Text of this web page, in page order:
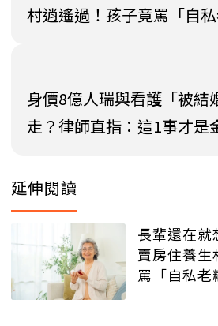
村逍遙過！孩子竟罵「自私
身價8億人瑞與看護「被結
走？律師直指：這1事才是
延伸閱讀
長輩還在就
賣房住養生
罵「自私老